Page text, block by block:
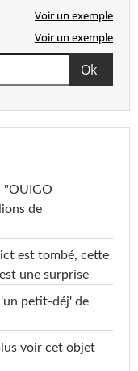
Voir un exemple
Voir un exemple
"OUIGO
de
est tombé, cette
une surprise
petit-déj' de
voir cet objet